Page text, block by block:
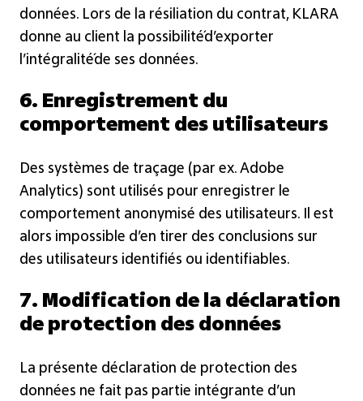
données. Lors de la résiliation du contrat, KLARA
donne au client la possibilité́d’exporter
l’intégralité́de ses données.
6. Enregistrement du
comportement des utilisateurs
Des systèmes de traçage (par ex. Adobe
Analytics) sont utilisés pour enregistrer le
comportement anonymisé des utilisateurs. Il est
alors impossible d’en tirer des conclusions sur
des utilisateurs identifiés ou identifiables.
7. Modification de la déclaration
de protection des données
La présente déclaration de protection des
données ne fait pas partie intégrante d’un